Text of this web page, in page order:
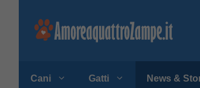
Cani Gatti News &